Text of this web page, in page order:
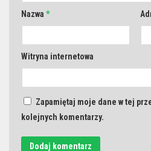
Nazwa *
Witryna internetowa
Zapamiętaj moje dane w tej
kolejnych komentarzy.